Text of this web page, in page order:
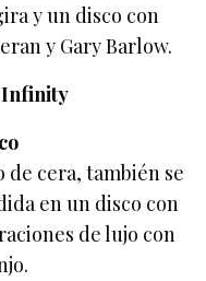
y un disco con
y Gary Barlow.
Infinity
de cera, también se
en un disco con
de lujo con